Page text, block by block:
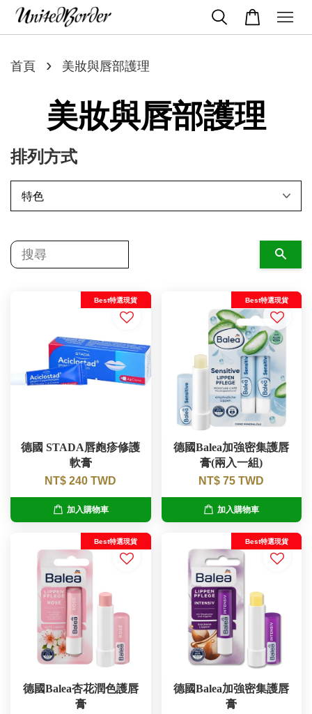
首頁 › 美妝與唇部護理
美妝與唇部護理
排列方式
Best特選現貨
德國 STADA唇皰疹修護
軟膏
NT$ 240 TWD
加入購物車
Best特選現貨
德國Balea加強密集護唇
膏(兩入一組)
NT$ 75 TWD
加入購物車
Best特選現貨
德國Balea杏花潤色護唇
膏
Best特選現貨
德國Balea加強密集護唇
膏